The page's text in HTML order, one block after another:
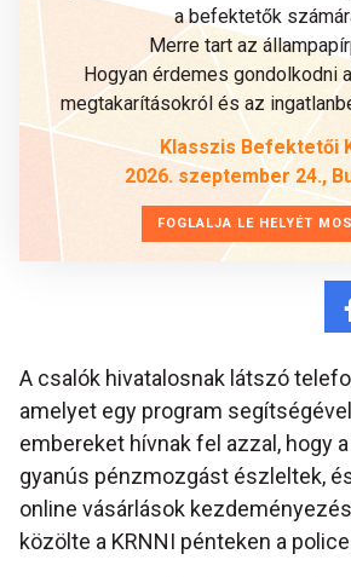
a befektetők
Merre tart az
Hogyan érdemes gondolkodni
megtakarításokról és az
Klasszis Befektetői
2026. szeptember 24.,
FOGLALJA LE HELYÉT
A csalók hivatalosnak látszó
amelyet egy program
embereket hívnak fel azzal, hogy
gyanús pénzmozgást észleltek,
online vásárlások
közölte a KRNNI pénteken a